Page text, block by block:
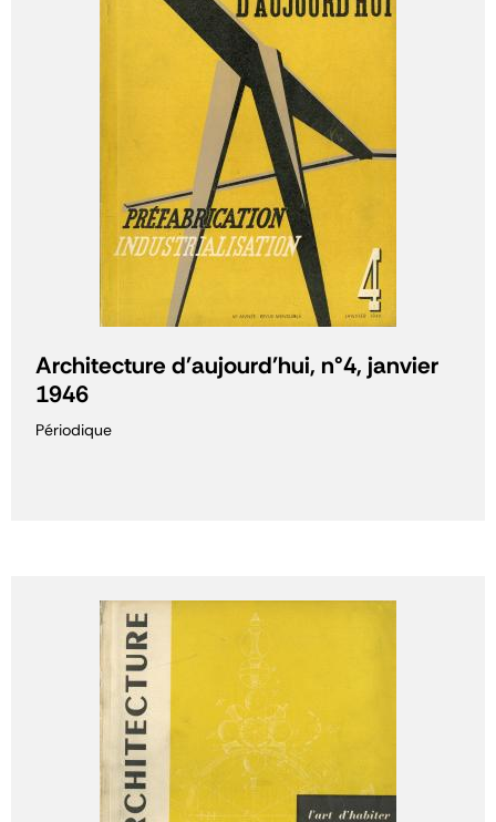
Architecture d'aujourd'hui, n°4, janvier
1946
Périodique